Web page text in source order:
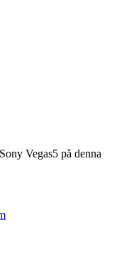
Vegas5 på denna